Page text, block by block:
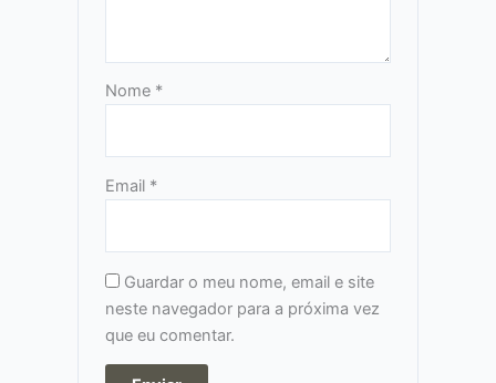
Nome *
Email *
Guardar o meu nome, email e site
neste navegador para a próxima vez
que eu comentar.